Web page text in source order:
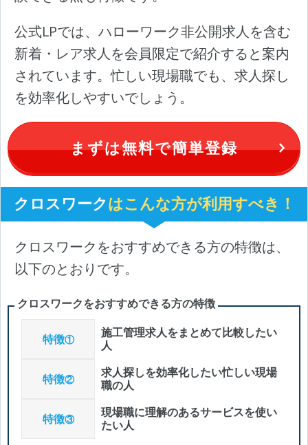
公式LPでは、ハローワーク非公開求人を含む
新着・レア求人を会員限定で紹介すると案内
されています。忙しい現場職でも、求人探し
を効率化しやすいでしょう。
まずは無料で簡単登録
クロスワークはこんな方が利用すべき！
クロスワークをおすすめできる方の特徴は、
以下のとおりです。
クロスワークをおすすめできる方の特徴
特徴①
施工管理求人をまとめて比較したい
人
特徴②
求人探しを効率化したい忙しい現場
職の人
特徴③
現場職に理解のあるサービスを使い
たい人